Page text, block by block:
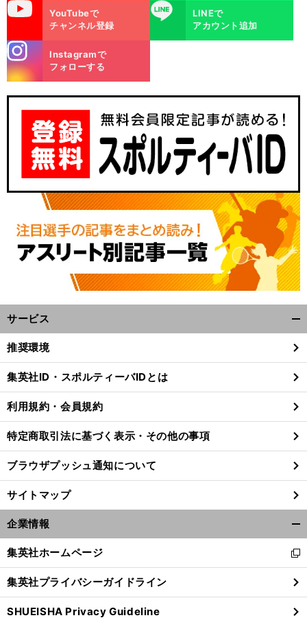
、 ？
前
YouTubeで
チャンネル登録
LINE
LINEで
アカウント追加
m
Instagramで
フォローする
サービス
閉
る
推奨環境
集英社ID・スポルティーバIDとは
利用規約・会員規約
特定商取引法に基づく表示・その他の事項
ブラウザプッシュ通知について
サイトマップ
企業情報
閉
る
集英社ホームページ
新
し
い
ウ
ィ
集英社プライバシーガイドライン
SHUEISHA Privacy Guideline